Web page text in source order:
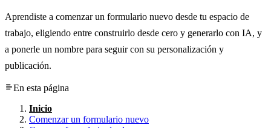
Aprendiste a comenzar un formulario nuevo desde tu espacio de
trabajo, eligiendo entre construirlo desde cero y generarlo con IA, y
a ponerle un nombre para seguir con su personalización y
publicación.
En esta página
Inicio
Comenzar un formulario nuevo